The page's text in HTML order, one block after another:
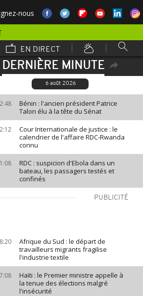
nous
EN DIRECT
DERNIÈRE MINUTE
6 août 2026
Bénin : l'ancien président Patrice
Talon élu à la tête du Sénat
Cour Internationale de justice : le
calendrier de l'affaire RDC-Rwanda
connu
RDC : suspicion d'Ebola dans un
bateau, les passagers testés et
confinés
PUBLICITÉ
Afrique du Sud : le départ de
travailleurs migrants fragilise
l'industrie textile
Haïti : le Premier ministre appelle à
la tenue des élections malgré
l'insécurité